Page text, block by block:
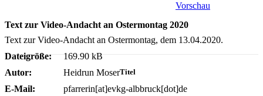
Vorschau
Text zur Video-Andacht an Ostermontag 2020
Text zur Video-Andacht an Ostermontag, dem 13.04.2020.
Dateigröße:
169.90 kB
Autor:
Heidrun Moser
E-Mail:
pfarrerin[at]evkg-albbruck[dot]de
Titel